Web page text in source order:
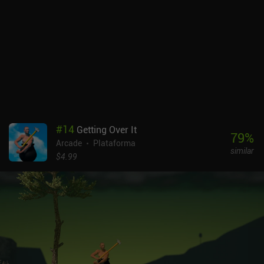
para dois jogadores no mesmo dispositivo para quem não se
importa em ficar bem perto para compartilhar uma única tela.
#14 Getting Over It
Arcade
Plataforma
$4.99
79%
similar